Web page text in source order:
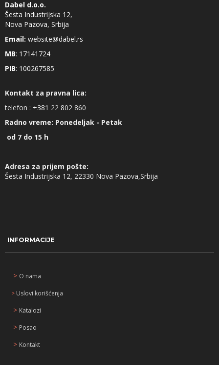
Dabel d.o.o.
Šesta Industrijska 12,
Nova Pazova, Srbija
Email: website@dabel.rs
MB: 17141724
PIB: 100267585
Kontakt za pravna lica:
telefon : +381 22 802 860
Radno vreme: Ponedeljak - Petak
od 7 do 15 h
Adresa za prijem pošte:
Šesta Industrijska 12, 22330 Nova Pazova,Srbija
INFORMACIJE
> O nama
> Uslovi korišćenja
> Katalozi
> Posao
> Kontakt